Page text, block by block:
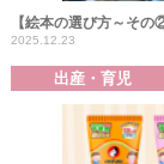
【絵本の選び方～そ
2025.12.23
出産・育児